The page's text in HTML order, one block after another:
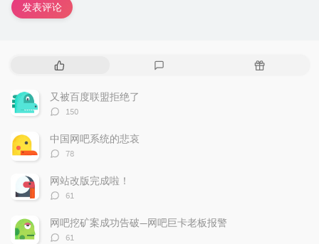
发表评论
热
文
章
随
又被百度联盟拒绝了
评
数：
150
中国网吧系统的悲哀
评
数：
78
网站改版完成啦！
评
数：
61
网吧挖矿案成功告破—网吧巨卡老板报警
评
61